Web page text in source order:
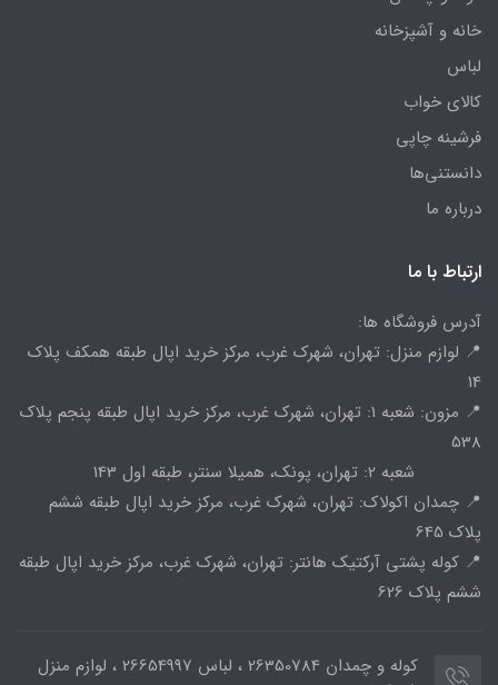
خانه و آشپزخانه
لباس
کالای خواب
فرشینه چاپی
دانستنی‌ها
درباره ما
ارتباط با ما
آدرس فروشگاه ها:
📍 لوازم منزل: تهران، شهرک غرب، مرکز خرید اپال طبقه همکف پلاک
14
📍 مزون: شعبه 1: تهران، شهرک غرب، مرکز خرید اپال طبقه پنجم پلاک
538
شعبه 2: تهران، پونک، همیلا سنتر، طبقه اول 143
📍 چمدان اکولاک: تهران، شهرک غرب، مرکز خرید اپال طبقه ششم
پلاک 645
📍 کوله پشتی آرکتیک هانتر: تهران، شهرک غرب، مرکز خرید اپال طبقه
ششم پلاک 626
کوله و چمدان 26350784 ، لباس 26654997 ، لوازم منزل